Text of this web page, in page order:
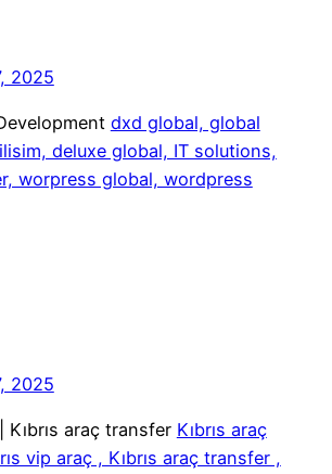
2025
dxd global, global
deluxe global, IT solutions,
worpress global, wordpress
2025
Kıbrıs araç transfer Kıbrıs araç
vip araç , Kıbrıs araç transfer ,